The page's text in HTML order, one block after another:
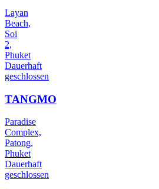
Layan
Beach,
Soi
2,
Phuket
Dauerhaft
geschlossen
TANGMO
Paradise
Complex,
Patong,
Phuket
Dauerhaft
geschlossen